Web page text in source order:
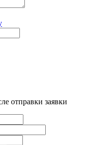
отправки заявки